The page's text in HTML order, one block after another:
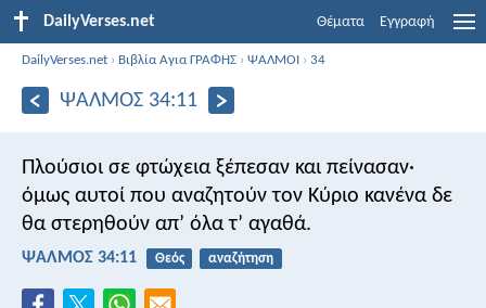
DailyVerses.net Θέματα Εγγραφή
DailyVerses.net › Βιβλία Αγια ΓΡΑΦΗΣ ›ΨΑΛΜΟΙ ›34
ΨΑΛΜΌΣ 34:11
Πλούσιοι σε φτώχεια ξέπεσαν και πείνασαν·
όμως αυτοί που αναζητούν τον Κύριο κανένα δε
θα στερηθούν απ’ όλα τ’ αγαθά.
ΨΑΛΜΌΣ 34:11 Θεός αναζήτηση